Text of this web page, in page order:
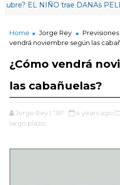
EL NIÑO trae DANAs
Home Jorge Rey
vendrá noviembre según las
¿Cómo vendrá
las cabañuelas?
Jorge Rey | "JR" 4 years ago
largo plazo,